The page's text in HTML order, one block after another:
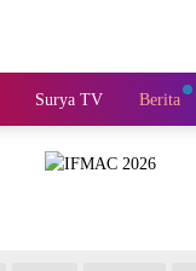
Surya TV Berita